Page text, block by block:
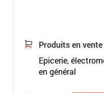
Produits en vente
Epicerie,
en général